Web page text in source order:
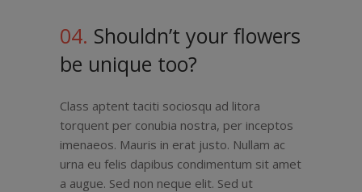
04. Shouldn’t your flowers
be unique too?
Class aptent taciti sociosqu ad litora
torquent per conubia nostra, per inceptos
imenaeos. Mauris in erat justo. Nullam ac
urna eu felis dapibus condimentum sit amet
a augue. Sed non neque elit. Sed ut